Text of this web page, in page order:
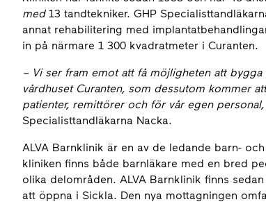
med 13 tandtekniker. GHP
annat rehabilitering med
in på närmare 1 300 kvadratmeter i Curanten.
– Vi ser fram emot att få möjligheten att
vårdhuset Curanten, som dessutom kommer
patienter, remittörer och för vår egen personal,
Specialisttandläkarna Nacka.
ALVA Barnklinik är en av de ledande barn-
kliniken finns både barnläkare med en bred
olika delområden. ALVA Barnklinik finns
att öppna i Sickla. Den nya mottagningen